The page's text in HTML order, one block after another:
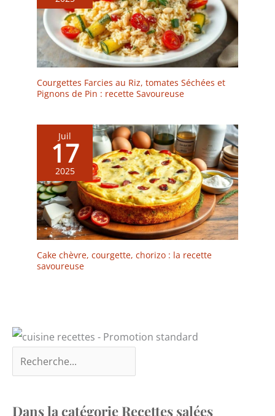
volailles ou autres
préparations avant la
cuisson. Retirez
facilement la ficelle une
fois la cuisson terminée.
Courgettes Farcies au Riz, tomates Séchées et
Pignons de Pin : recette Savoureuse
Juil
17
2025
Cake chèvre, courgette, chorizo : la recette
savoureuse
Dans la catégorie Recettes salées